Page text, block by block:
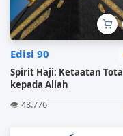
Edisi 90
Spirit Haji: Ketaatan Total
kepada Allah
👁️ 48.776